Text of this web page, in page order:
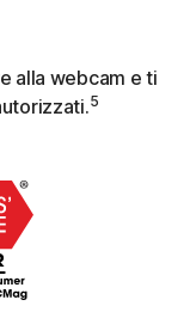
alla webcam e ti
5